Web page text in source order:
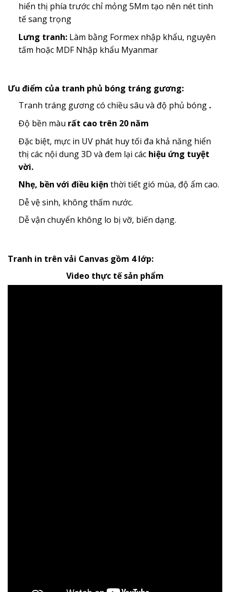
hiển thị phía trước chỉ mỏng 5Mm tạo nên nét tinh
tế sang trọng
Lưng tranh:Làm bằng Formex nhập khẩu, nguyên
tấm hoặc MDF Nhập khẩu Myanmar
Ưu điểm của tranh phủ bóng tráng gương:
Tranh tráng gương có chiều sâu và độ phủ bóng .
Độ bền màu rất cao trên 20 năm
Đặc biệt, mực in UV phát huy tối đa khả năng hiển
thị các nội dung 3D và đem lại các hiệu ứng tuyệt
vời.
Nhẹ, bền với điều kiện thời tiết gió mùa, độ ẩm cao.
Dễ vệ sinh, không thấm nước.
Dễ vận chuyển không lo bị vỡ, biến dạng.
Tranh in trên vải Canvas gồm 4 lớp:
Video thực tế sản phẩm